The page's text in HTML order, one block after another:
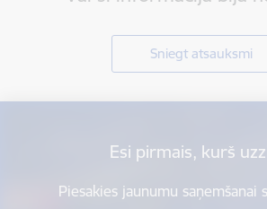
Sniegt atsauksmi
Esi pirmais, kurš
Piesakies jaunumu saņemšanai